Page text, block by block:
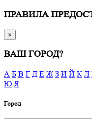
ПРАВИЛА
×
ВАШ ГОРОД?
А Б В Г Д Е Ж З И Й К Л
Ю Я
Город